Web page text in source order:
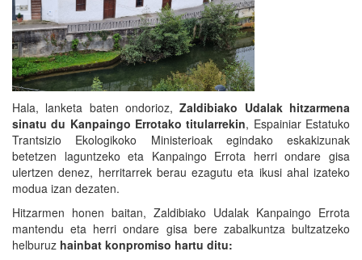
Hala, lanketa baten ondorioz,Zaldibiako Udalak hitzarmena
sinatu du Kanpaingo Errotako titularrekin, Espainiar Estatuko
Trantsizio Ekologikoko Ministerioak egindako eskakizunak
betetzen laguntzeko eta Kanpaingo Errota herri ondare gisa
ulertzen denez, herritarrek berau ezagutu eta ikusi ahal izateko
modua izan dezaten.
Hitzarmen honen baitan, Zaldibiako Udalak Kanpaingo Errota
mantendu eta herri ondare gisa bere zabalkuntza bultzatzeko
helburuz hainbat konpromiso hartu ditu: